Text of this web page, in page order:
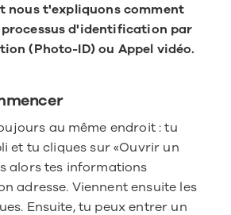
nous t'expliquons comment
d'identification par
(Photo-ID) ou Appel vidéo.
au même endroit : tu
et tu cliques sur «Ouvrir un
alors tes informations
adresse. Viennent ensuite les
Ensuite, tu peux entrer un